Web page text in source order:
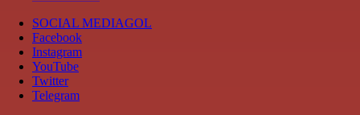
SOCIAL MEDIAGOL
Facebook
Instagram
YouTube
Twitter
Telegram